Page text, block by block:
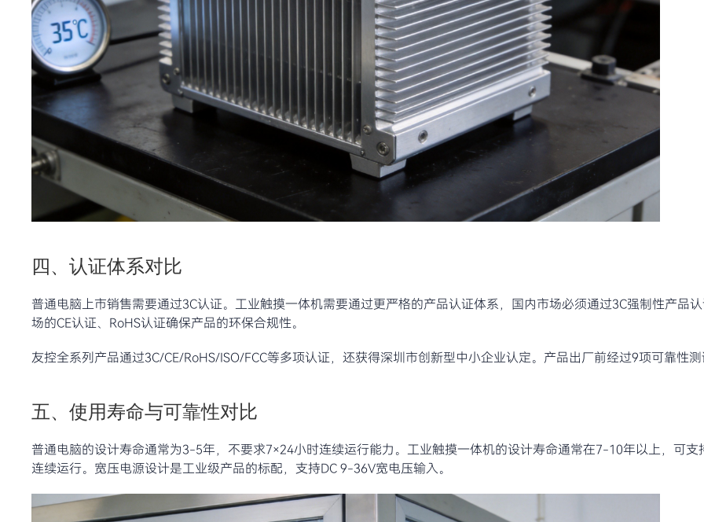
四、认证体系对比
普通电脑上市销售需要通过3C认证。工业触摸一体机需要通过更严格的产品认证体系，国内市场必须通过3C强制性产品
场的CE认证、RoHS认证确保产品的环保合规性。
友控全系列产品通过3C/CE/RoHS/ISO/FCC等多项认证，还获得深圳市创新型中小企业认定。产品出厂前经过9项可靠性测
五、使用寿命与可靠性对比
普通电脑的设计寿命通常为3-5年，不要求7×24小时连续运行能力。工业触摸一体机的设计寿命通常在7-10年以上，可支
连续运行。宽压电源设计是工业级产品的标配，支持DC 9-36V宽电压输入。